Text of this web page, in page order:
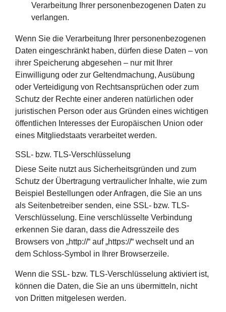
Verarbeitung Ihrer personenbezogenen Daten zu
verlangen.
Wenn Sie die Verarbeitung Ihrer personenbezogenen
Daten eingeschränkt haben, dürfen diese Daten – von
ihrer Speicherung abgesehen – nur mit Ihrer
Einwilligung oder zur Geltendmachung, Ausübung
oder Verteidigung von Rechtsansprüchen oder zum
Schutz der Rechte einer anderen natürlichen oder
juristischen Person oder aus Gründen eines wichtigen
öffentlichen Interesses der Europäischen Union oder
eines Mitgliedstaats verarbeitet werden.
SSL- bzw. TLS-Verschlüsselung
Diese Seite nutzt aus Sicherheitsgründen und zum
Schutz der Übertragung vertraulicher Inhalte, wie zum
Beispiel Bestellungen oder Anfragen, die Sie an uns
als Seitenbetreiber senden, eine SSL- bzw. TLS-
Verschlüsselung. Eine verschlüsselte Verbindung
erkennen Sie daran, dass die Adresszeile des
Browsers von „http://“ auf „https://“ wechselt und an
dem Schloss-Symbol in Ihrer Browserzeile.
Wenn die SSL- bzw. TLS-Verschlüsselung aktiviert ist,
können die Daten, die Sie an uns übermitteln, nicht
von Dritten mitgelesen werden.